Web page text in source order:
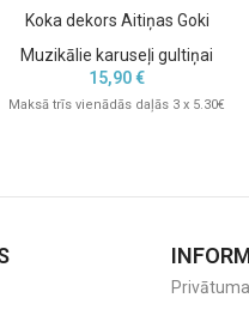
Koka dekors Aitiņas Goki
Muzikālie karuseļi gultiņai
15,90€
Maksā trīs vienādās daļās 3 x 5.30€